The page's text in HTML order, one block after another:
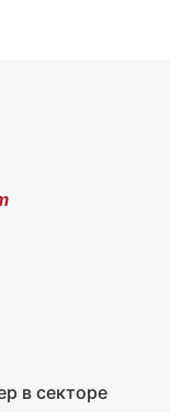
в секторе